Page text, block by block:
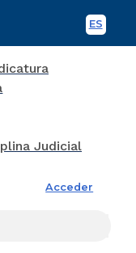
ES
Acceder